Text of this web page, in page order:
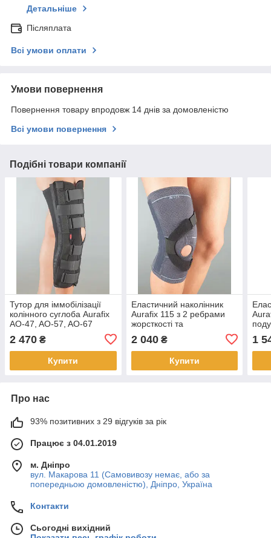
Детальніше
Післяплата
Всі умови оплати
Умови повернення
Повернення товару впродовж 14 днів за домовленістю
Всі умови повернення
Подібні товари компанії
Тутор для іммобілізації
колінного суглоба Aurafix
AO-47, AO-57, AO-67
2 470 ₴
Купити
Еластичний наколінник
Aurafix 115 з 2 ребрами
жорсткості та
2 040₴
Купити
1
Про нас
93% позитивних з 29 відгуків за рік
Працює з 04.01.2019
м. Дніпро
вул. Макарова 11 (Самовивозу немає, або за
попередньою домовленістю), Дніпро, Україна
Контакти
Сьогодні вихідний